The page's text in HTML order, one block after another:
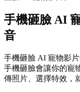
手機砸臉 AI
音
手機砸臉 AI 寵物影
手機砸臉會讓你的寵
傳照片、選擇特效，